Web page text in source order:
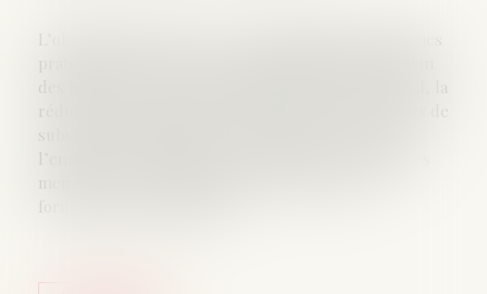
L’objectif principal de ces recommandations de bonnes
pratiques est : le repérage des problèmes d’addiction
des SPA en lien avec les conditions ou type de travail, la
substances psychoactives chez tous les acteurs de